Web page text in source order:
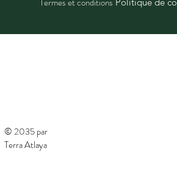
© 2035 par
Terra Atlaya